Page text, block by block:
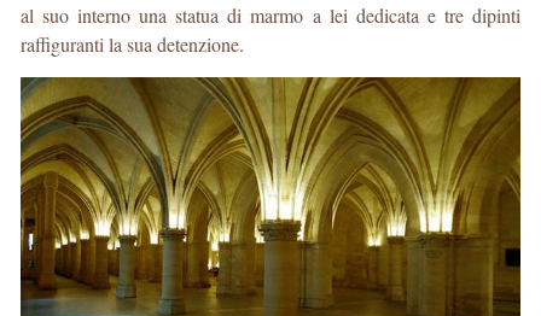
al suo interno una statua di marmo a lei dedicata e tre dipinti
raffiguranti la sua detenzione.